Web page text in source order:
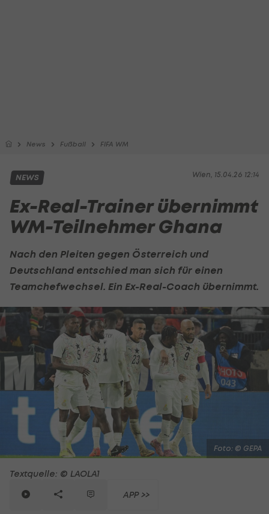
News Fußball FIFA WM
Wien, 15.04.26 12:14
NEWS
Ex-Real-Trainer übernimmt
WM-Teilnehmer Ghana
Nach den Pleiten gegen Österreich und
Deutschland entschied man sich für einen
Teamchefwechsel. Ein Ex-Real-Coach übernimmt.
Foto: © GEPA
Textquelle: © LAOLA1
APP >>